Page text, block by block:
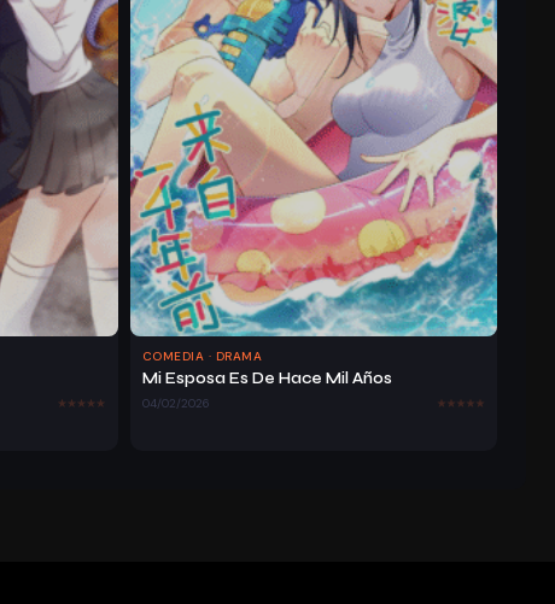
COMEDIA · DRAMA
Mi Esposa Es De Hace Mil Años
04/02/2026